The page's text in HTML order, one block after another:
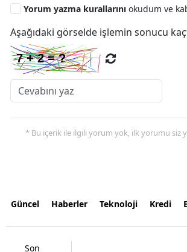
Yorum yazma kurallarını okudum ve
Aşağıdaki görselde işlemin sonucu
* Bu içerik ile ilgili yorum yok, ilk yorumu siz
Güncel Haberler Teknoloji Kredi
Son